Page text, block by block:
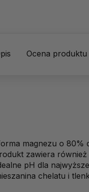
Ocena produktu
magnezu o 80%
zawiera
pH dla
chelatu i